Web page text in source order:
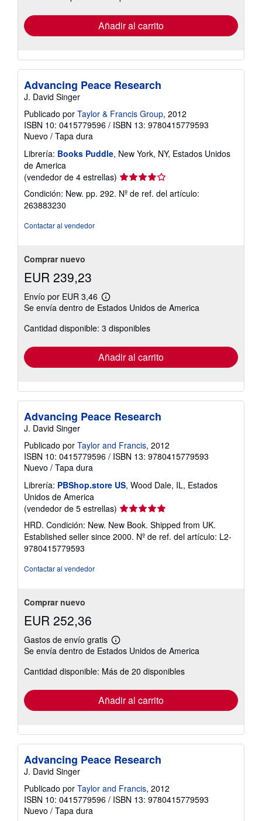
tarifas
envío
Añadir al carrito
Advancing Peace Research
J. David Singer
Publicado por Taylor & Francis Group, 2012
ISBN 10: 0415779596 / ISBN 13: 9780415779593
Nuevo / Tapa dura
Librería: Books Puddle, New York, NY, Estados Unidos
de America
(vendedor de 4 estrellas) Calificación
del
vendedor:
Condición: New. pp. 292. Nº de ref. del artículo:
263883230
Contactar al vendedor
Comprar nuevo
EUR 239,23
Envío por EUR 3,46
Más
información
las
tarifas
envío
Se envía dentro de Estados Unidos de America
Cantidad disponible: 3 disponibles
Añadir al carrito
Advancing Peace Research
J. David Singer
Publicado por Taylor and Francis, 2012
ISBN 10: 0415779596 / ISBN 13: 9780415779593
Nuevo / Tapa dura
Librería: PBShop.store US, Wood Dale, IL, Estados
Unidos de America
(vendedor de 5 estrellas) Calificación
del
vendedor:
5
HRD. Condición: New. New Book. Shipped from UK.
Established seller since 2000. Nº de ref. del artículo: L2-
9780415779593
Contactar al vendedor
Comprar nuevo
EUR 252,36
Gastos de envío gratis
Más
información
las
envío
Se envía dentro de Estados Unidos de America
Cantidad disponible: Más de 20 disponibles
Añadir al carrito
Advancing Peace Research
J. David Singer
Publicado por Taylor and Francis, 2012
ISBN 10: 0415779596 / ISBN 13: 9780415779593
Nuevo / Tapa dura